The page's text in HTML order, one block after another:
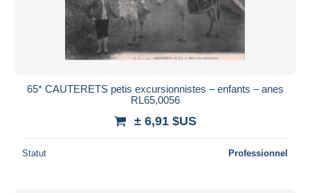
65* CAUTERETS petis excursionnistes – enfants – anes
RL65,0056
± 6,91 $US
Statut Professionnel